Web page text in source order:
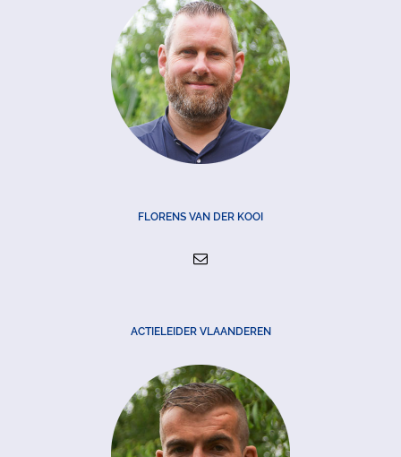
FLORENS VAN DER KOOI
ACTIELEIDER VLAANDEREN